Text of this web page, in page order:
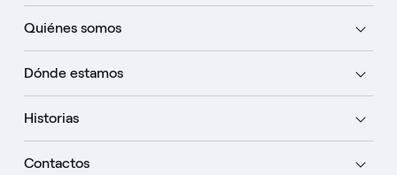
Quiénes somos
Dónde estamos
Historias
Contactos